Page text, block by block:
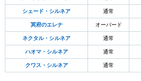
シェード・シルネア 通常
冥府のエレナ オーバード
ネクタル・シルネア 通常
ハオマ・シルネア 通常
クワス・シルネア 通常